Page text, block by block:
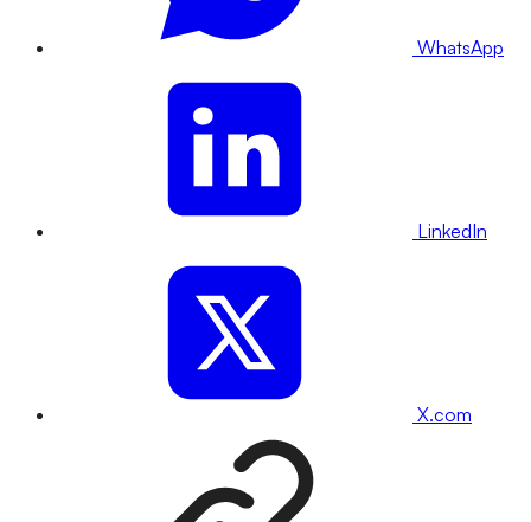
WhatsApp
LinkedIn
X.com